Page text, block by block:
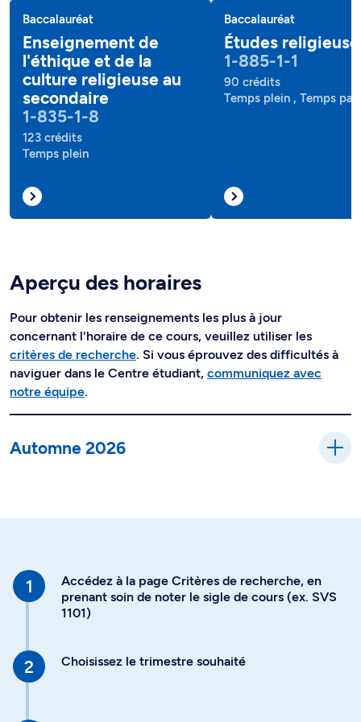
Baccalauréat
Enseignement de
l'éthique et de la
culture religieuse au
secondaire
1-835-1-8
123 crédits
Temps plein
Baccalauréat
Études
1-885-1-1
90 crédits
Temps plein , Temps
Aperçu des horaires
Pour obtenir les renseignements les plus à jour
concernant l'horaire de ce cours, veuillez utiliser les
critères de recherche. Si vous éprouvez des difficultés à
naviguer dans le Centre étudiant, communiquez avec
notre équipe.
Automne 2026
Accédez à la page Critères de recherche, en
prenant soin de noter le sigle de cours (ex. SVS
1101)
Choisissez le trimestre souhaité